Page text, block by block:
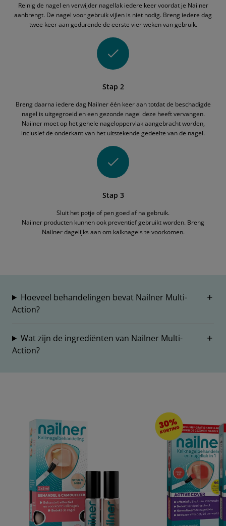
Reinig de nagel en verwijder nagellak iedere keer voordat je Nailner
aanbrengt. De nagel voor gebruik vijlen is niet nodig. Breng iedere dag
twee keer aan gedurende de eerste vier weken van gebruik.
Stap 2
Breng daarna iedere dag Nailner één keer aan totdat de beschadigde
nagel is uitgegroeid en een gezonde nagel deze heeft vervangen.
Nailner moet op het gehele nageloppervlak aangebracht worden,
inclusief de onderkant van het uitstekende gedeelte van de nagel.
Stap 3
Sluit het potje of pen goed af na gebruik.
Nailner producten kunnen ook preventief gebruikt worden. Breng
Nailner dagelijks aan om kalknagels te voorkomen.
Hoeveel behandelingen bevat Nailner Multi-
Action?
Wat zijn de ingrediënten van Nailner Multi-
Action?